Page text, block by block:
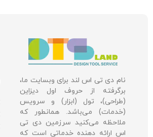
نام دی تی اس لند برای وبسایت ما،
برگرفته از حروف اول دیزاین
(طراحی)، تول (ابزار) و سرویس
(خدمات) می‌باشد. همانطور که
ملاحظه می‌کنید سرزمین دی تی
اس ارائه دهنده خدماتی است که